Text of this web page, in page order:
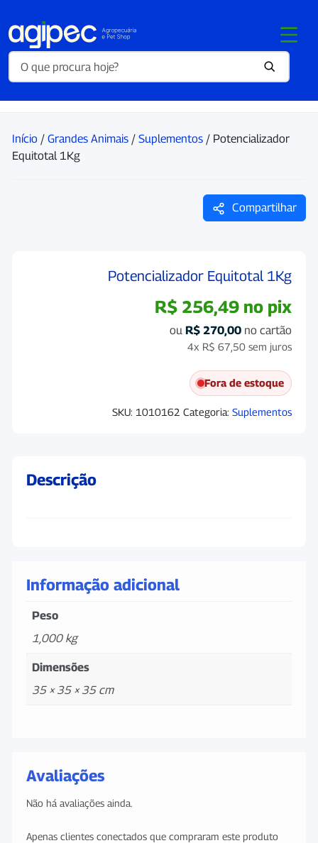
Início / Grandes Animais / Suplementos / Potencializador
Equitotal 1Kg
Compartilhar
Potencializador Equitotal 1Kg
R$ 256,49 no pix
ou R$ 270,00 no cartão
4x R$ 67,50 sem juros
Fora de estoque
SKU: 1010162 Categoria: Suplementos
Descrição
Informação adicional
Peso
1,000 kg
Dimensões
35 × 35 × 35 cm
Avaliações
Não há avaliações ainda.
Apenas clientes conectados que compraram este produto